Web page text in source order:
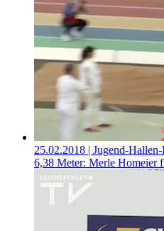
25.02.2018 | Jugend-
6,38 Meter: Merle Homeier